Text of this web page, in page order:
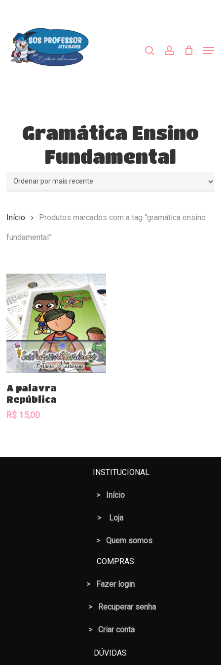
content
Gramática Ensino
Fundamental
Início Produtos marcados com a tag “gramática ensino
fundamental”
A palavra
República
R$ 15,00
INSTITUCIONAL
> Início
> Loja
> Quem somos
COMPRAS
> Fazer login
> Recuperar senha
> Criar conta
DÚVIDAS